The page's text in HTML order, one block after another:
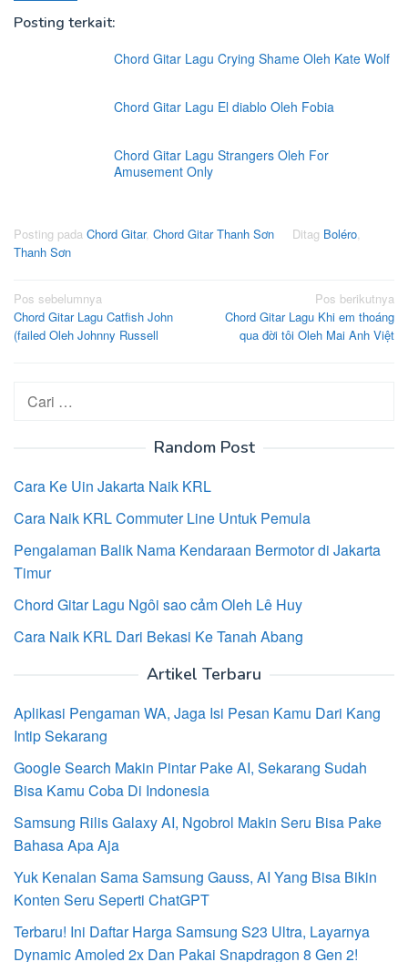
Posting terkait:
Chord Gitar Lagu Crying Shame Oleh Kate Wolf
Chord Gitar Lagu El diablo Oleh Fobia
Chord Gitar Lagu Strangers Oleh For
Amusement Only
Posting pada Chord Gitar, Chord Gitar Thanh Sơn Ditag Boléro,
Thanh Sơn
Navigasi
pos
Pos sebelumnya
Chord Gitar Lagu Catfish John
(failed Oleh Johnny Russell
Pos berikutnya
Chord Gitar Lagu Khi em thoáng
qua đời tôi Oleh Mai Anh Việt
Cari
untuk:
Random Post
Cara Ke Uin Jakarta Naik KRL
Cara Naik KRL Commuter Line Untuk Pemula
Pengalaman Balik Nama Kendaraan Bermotor di Jakarta
Timur
Chord Gitar Lagu Ngôi sao cảm Oleh Lê Huy
Cara Naik KRL Dari Bekasi Ke Tanah Abang
Artikel Terbaru
Aplikasi Pengaman WA, Jaga Isi Pesan Kamu Dari Kang
Intip Sekarang
Google Search Makin Pintar Pake AI, Sekarang Sudah
Bisa Kamu Coba Di Indonesia
Samsung Rilis Galaxy AI, Ngobrol Makin Seru Bisa Pake
Bahasa Apa Aja
Yuk Kenalan Sama Samsung Gauss, AI Yang Bisa Bikin
Konten Seru Seperti ChatGPT
Terbaru! Ini Daftar Harga Samsung S23 Ultra, Layarnya
Dynamic Amoled 2x Dan Pakai Snapdragon 8 Gen 2!